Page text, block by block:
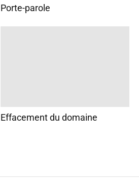
Porte-parole
Effacement du domaine